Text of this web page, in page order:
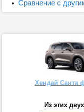
Сравнение с
Хендай Санта
Из этих